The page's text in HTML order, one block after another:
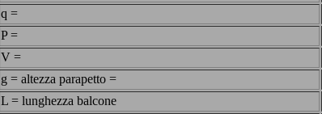
q =
P =
V =
g = altezza parapetto =
L = lunghezza balcone